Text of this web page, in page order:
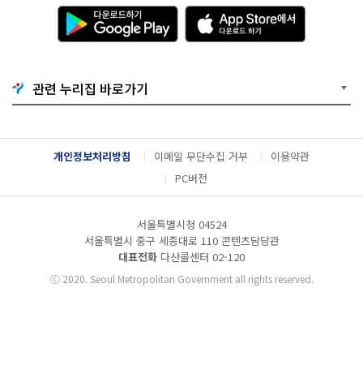
다
운
로
기
G
o
g
l
e
A
p
p
e
서
다
운
관련 누리집 바로가기
개인정보처리방침 이메일 무단수집 거부
이용약관
PC버전
서울특별시청 04524
서울특별시 중구 세종대로 110 콘텐츠담당관
대표전화 다산콜센터 02-120
ⓒ2020. Seoul Metropolitan Government all rights reserved.